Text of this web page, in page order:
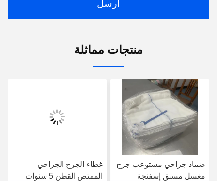
ارسل
منتجات مماثلة
ضماد جراحي مستوعب جرح
مغسل مسبق إسفنجة
غطاء الجرح الجراحي
الممتص القطن 5 سنوات